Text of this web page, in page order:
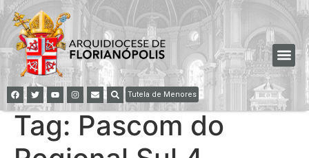
Tutela de Menores
Tag: Pascom do